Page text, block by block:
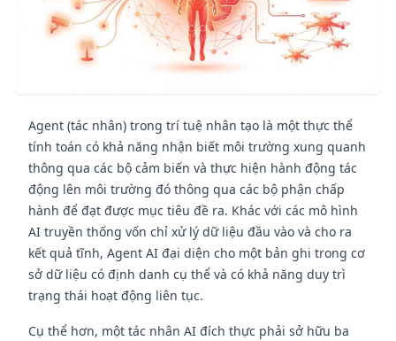
Agent (tác nhân) trong trí tuệ nhân tạo là một thực thể
tính toán có khả năng nhận biết môi trường xung quanh
thông qua các bộ cảm biến và thực hiện hành động tác
động lên môi trường đó thông qua các bộ phận chấp
hành để đạt được mục tiêu đề ra. Khác với các mô hình
AI truyền thống vốn chỉ xử lý dữ liệu đầu vào và cho ra
kết quả tĩnh, Agent AI đại diện cho một bản ghi trong cơ
sở dữ liệu có định danh cụ thể và có khả năng duy trì
trạng thái hoạt động liên tục.
Cụ thể hơn, một tác nhân AI đích thực phải sở hữu ba